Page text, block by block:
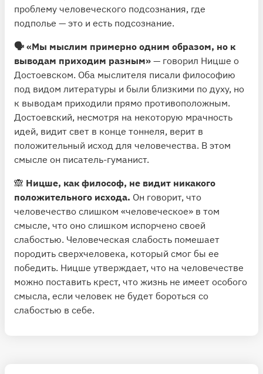
проблему человеческого подсознания, где
подполье — это и есть подсознание.
🗣 «Мы мыслим примерно одним образом, но к
выводам приходим разным» — говорил Ницше о
Достоевском. Оба мыслителя писали философию
под видом литературы и были близкими по духу, но
к выводам приходили прямо противоположным.
Достоевский, несмотря на некоторую мрачность
идей, видит свет в конце тоннеля, верит в
положительный исход для человечества. В этом
смысле он писатель-гуманист.
🙈 Ницше, как философ, не видит никакого
положительного исхода. Он говорит, что
человечество слишком «человеческое» в том
смысле, что оно слишком испорчено своей
слабостью. Человеческая слабость помешает
породить сверхчеловека, который смог бы ее
победить. Ницше утверждает, что на человечестве
можно поставить крест, что жизнь не имеет особого
смысла, если человек не будет бороться со
слабостью в себе.